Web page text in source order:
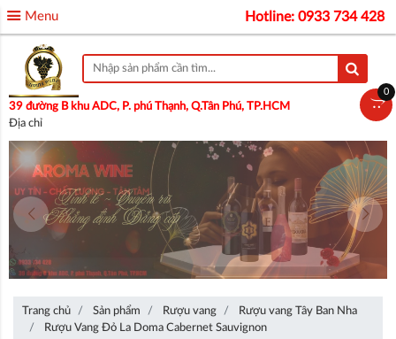
Menu Hotline: 0933 734 428
39 đường B khu ADC, P. phú Thạnh, Q.Tân Phú, TP.HCM
Địa chỉ
Trang chủ Sản phẩm Rượu vang
Rượu vang Tây Ban Nha
Rượu Vang Đỏ La Doma Cabernet Sauvignon
0